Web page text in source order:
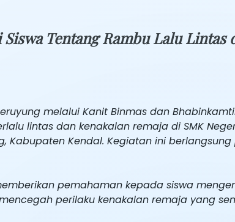
Tentang Rambu Lalu Lintas
melalui Kanit Binmas dan
lintas dan kenakalan remaja di SMK
Kabupaten Kendal. Kegiatan ini
pemahaman kepada siswa
perilaku kenakalan remaja yang